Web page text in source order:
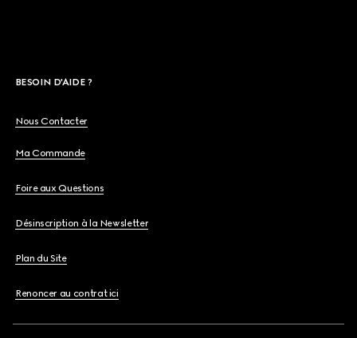
BESOIN D'AIDE ?
Nous Contacter
Ma Commande
Foire aux Questions
Désinscription à la Newsletter
Plan du Site
Renoncer au contrat ici